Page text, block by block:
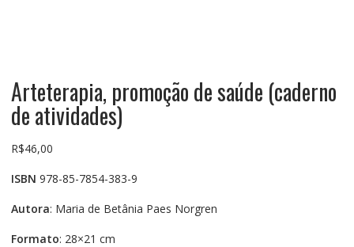
Arteterapia, promoção de saúde (caderno
de atividades)
R$46,00
ISBN 978-85-7854-383-9
Autora: Maria de Betânia Paes Norgren
Formato: 28×21 cm